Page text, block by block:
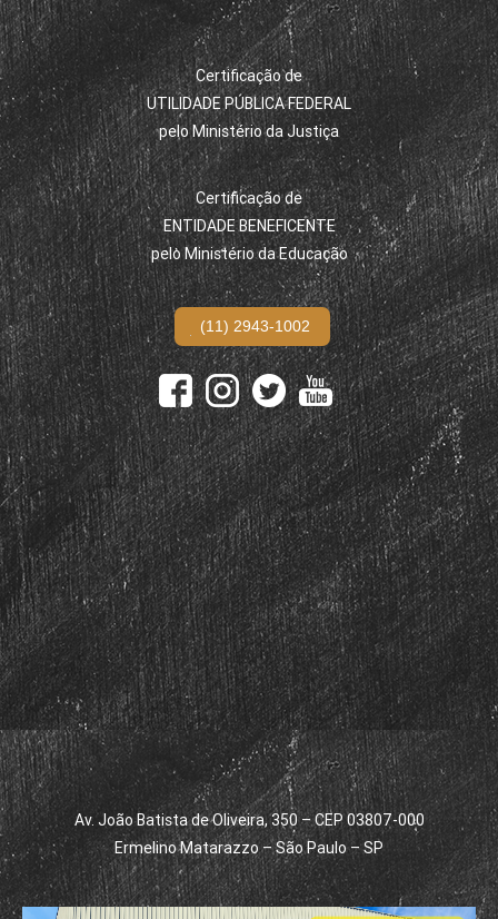
Certificação de
UTILIDADE PÚBLICA FEDERAL
pelo Ministério da Justiça
Certificação de
ENTIDADE BENEFICENTE
pelo Ministério da Educação
(11) 2943-1002
Av. João Batista de Oliveira, 350 – CEP 03807-000
Ermelino Matarazzo – São Paulo – SP